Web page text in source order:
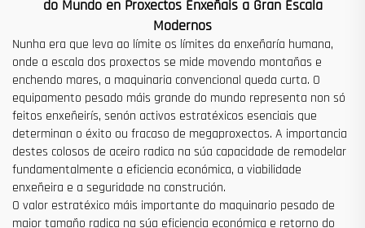
do Mundo en Proxectos Enxeñais a Gran Escala
Modernos
Nunha era que leva ao límite os límites da enxeñaría humana,
onde a escala dos proxectos se mide movendo montañas e
enchendo mares, a maquinaria convencional queda curta. O
equipamento pesado máis grande do mundo representa non só
feitos enxeñeirís, senón activos estratéxicos esenciais que
determinan o éxito ou fracaso de megaproxectos. A importancia
destes colosos de aceiro radica na súa capacidade de remodelar
fundamentalmente a eficiencia económica, a viabilidade
enxeñeira e a seguridade na construción.
O valor estratéxico máis importante do maquinario pesado de
maior tamaño radica na súa eficiencia económica e retorno do